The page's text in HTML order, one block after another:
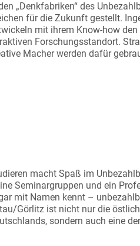
„Denkfabriken“ des
für die Zukunft gestellt.
mit ihrem Know-how
Forschungsstandort.
Macher werden dafür
macht Spaß im
Seminargruppen und ein
mit Namen kennt –
Görlitz ist nicht nur die
sondern auch eine